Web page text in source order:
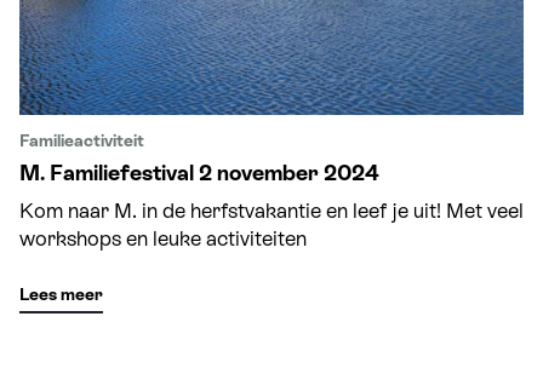
Familieactiviteit
M. Familiefestival 2 november 2024
Kom naar M. in de herfstvakantie en leef je uit! Met veel
workshops en leuke activiteiten
Lees meer